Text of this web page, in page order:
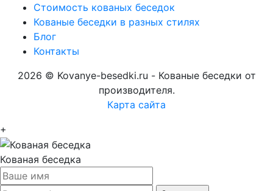
Стоимость кованых беседок
Кованые беседки в разных стилях
Блог
Контакты
2026 © Kovanye-besedki.ru - Кованые беседки от
производителя.
Карта сайта
+
Кованая беседка